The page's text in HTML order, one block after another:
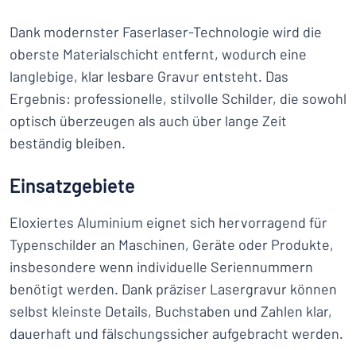
Dank modernster Faserlaser-Technologie wird die
oberste Materialschicht entfernt, wodurch eine
langlebige, klar lesbare Gravur entsteht. Das
Ergebnis: professionelle, stilvolle Schilder, die sowohl
optisch überzeugen als auch über lange Zeit
beständig bleiben.
Einsatzgebiete
Eloxiertes Aluminium eignet sich hervorragend für
Typenschilder an Maschinen, Geräte oder Produkte,
insbesondere wenn individuelle Seriennummern
benötigt werden. Dank präziser Lasergravur können
selbst kleinste Details, Buchstaben und Zahlen klar,
dauerhaft und fälschungssicher aufgebracht werden.